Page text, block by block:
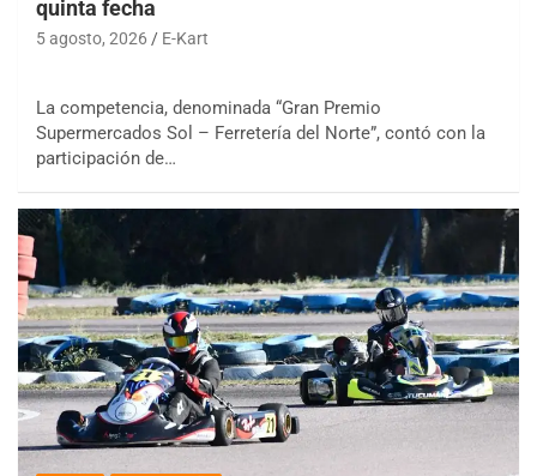
quinta fecha
5 agosto, 2026 E-Kart
La competencia, denominada “Gran Premio
Supermercados Sol – Ferretería del Norte”, contó con la
participación de…